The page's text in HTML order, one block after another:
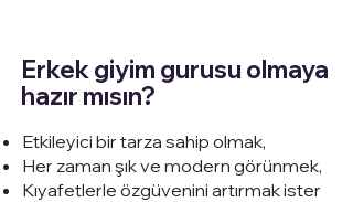
Erkek giyim gurusu olmaya
hazır mısın?
Etkileyici bir tarza sahip olmak,
Her zaman şık ve modern görünmek,
Kıyafetlerle özgüvenini artırmak ister